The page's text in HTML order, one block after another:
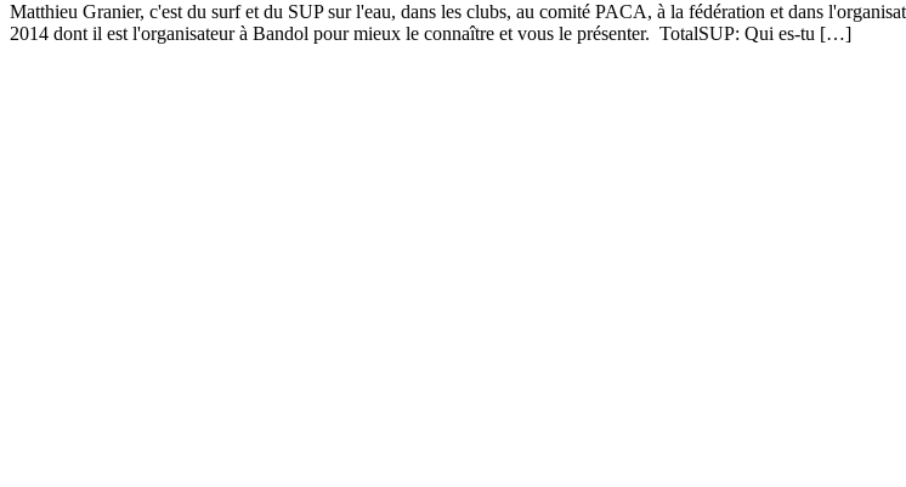
Matthieu Granier, c'est du surf et du SUP sur l'eau, dans les clubs, au comité PACA, à la fédération et dans
2014 dont il est l'organisateur à Bandol pour mieux le connaître et vous le présenter. TotalSUP: Qui es-tu […]